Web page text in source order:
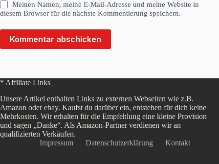
Meinen Namen, meine E-Mail-Adresse und meine Website in
diesem Browser für die nächste Kommentierung speichern.
Kommentar abschicken
* Affiliate Links
Unsere Artikel enthalten Links zu externen Webseiten wie z.B.
Amazon oder ebay. Kaufst du darüber ein, entstehen für dich keine
Mehrkosten. Wir erhalten für die Empfehlung eine kleine Provision
und sagen „Danke“. Als Amazon-Partner verdienen wir an
qualifizierten Verkäufen.
Impressum
Datenschutzerklärung Kontakt